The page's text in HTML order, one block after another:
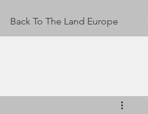
Back To The Land Europe